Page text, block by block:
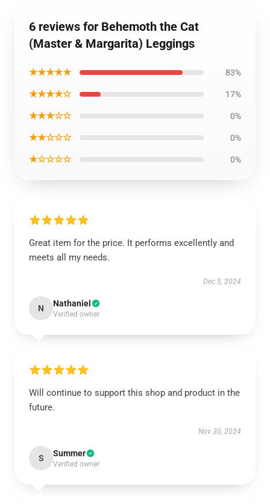
6 reviews for Behemoth the Cat
(Master & Margarita) Leggings
★★★★★ 83%
★★★★☆ 17%
★★★☆☆ 0%
★★☆☆☆ 0%
★☆☆☆☆ 0%
Great item for the price. It performs excellently and
meets all my needs.
Dec 5, 2024
N Nathaniel
Verified owner
Will continue to support this shop and product in the
future.
Nov 30, 2024
S Summer
Verified owner